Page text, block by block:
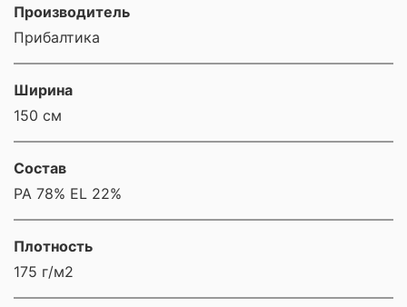
Производитель
Прибалтика
Ширина
150 см
Состав
РА 78% EL 22%
Плотность
175 г/м2